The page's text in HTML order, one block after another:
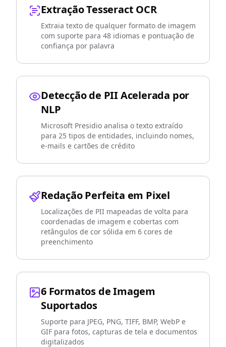
Extração Tesseract OCR
Extraia texto de qualquer formato de imagem
com suporte para 48 idiomas e pontuação de
confiança por palavra
Detecção de PII Acelerada por
NLP
Microsoft Presidio analisa o texto extraído
para 25 tipos de entidades, incluindo nomes,
e-mails e cartões de crédito
Redação Perfeita em Pixel
Localizações de PII mapeadas de volta para
coordenadas de imagem e cobertas com
retângulos de cor sólida em 6 cores de
preenchimento
6 Formatos de Imagem
Suportados
Suporte para JPEG, PNG, TIFF, BMP, WebP e
GIF para fotos, capturas de tela e documentos
digitalizados